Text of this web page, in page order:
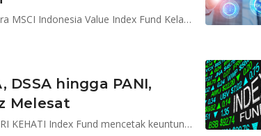
BRI Indeks Syariah dan Reksa Dana Indeks Syailendra MSCI Indonesia Value Index Fund Kelas A mencetak keuntungan 4,81% dan 4,76% sehari
DSSA hingga PANI,
Melesat
BRI Indeks Syariah dan Reksa Dana Indeks Allianz SRI KEHATI Index Fund mencetak keuntungan 1,52% dan 1,16% sehari